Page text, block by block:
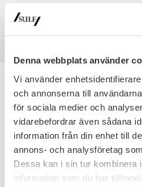
Denna webbplats använder
Vi använder
och annonserna till
för sociala medier och
vidarebefordrar även sådana
information från din enhet till
annons- och analysföretag
Dessa kan i sin tur kombinera
information som du har
Sofia Alsing är en fantastisk
SULF:S HÖGSKOLEHJÄLTAR
Andreas Ryve Lund
Anna-Karin Enhol Näslund